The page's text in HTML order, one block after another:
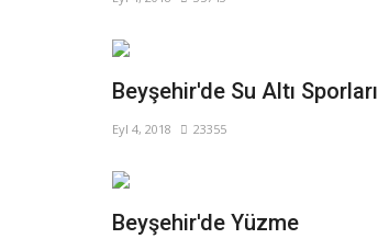
Beyşehir'de Su Altı Sporları
Eyl 4, 2018 23355
Beyşehir'de Yüzme